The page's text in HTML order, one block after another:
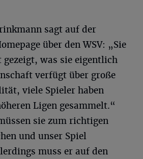
sagt auf der
über den WSV: „Sie
gezeigt, was sie eigentlich
verfügt über große
viele Spieler haben
Ligen gesammelt.“
sie zum richtigen
und unser Spiel
muss er auf den